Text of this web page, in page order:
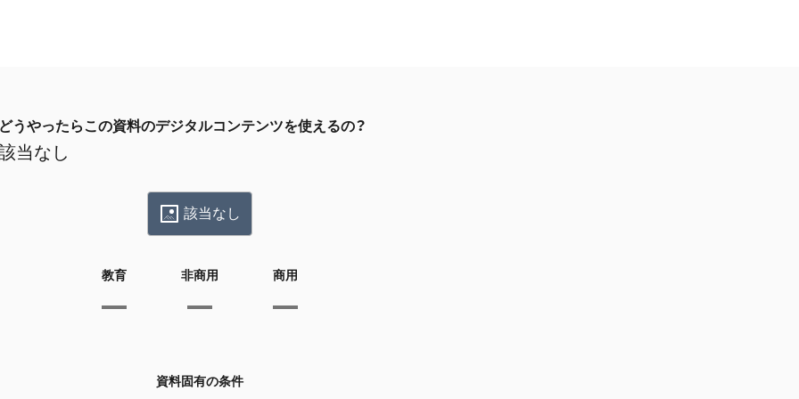
どうやったらこの資料のデジタルコンテンツを使えるの？
当なし
該当なし
教育 非商用 商用
資料固有の条件